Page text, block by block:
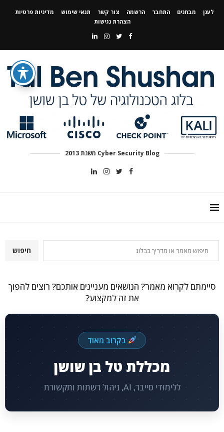
לענן מבחנים התחבר הרשמה צור קשר תנאי שימוש
מדיניות פרטיות
הצהרת נגישות
Cyber Security Blog משנת 2013
חיפוש
סיימתם לקרוא מאמר? הנושאים מעניינים אותכם? רוצים להפוך
את זה למקצוע?
בקרוב מאוד
מכללת טל בן שושן
ללימודי סייבר, AI, ניהול רשתות ותקשורת